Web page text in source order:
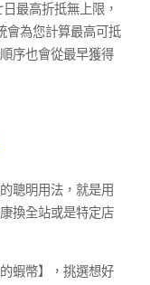
最高折抵無上限，
會為您計算最高可抵
序也會從最早獲得
聰明用法，就是用
換全站或是特定店
蝦幣】，挑選想好